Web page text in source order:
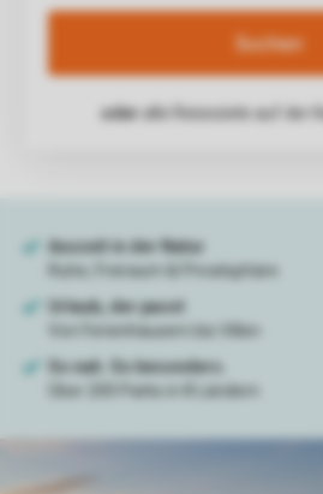
Suchen
oder alle Reiseziele auf der